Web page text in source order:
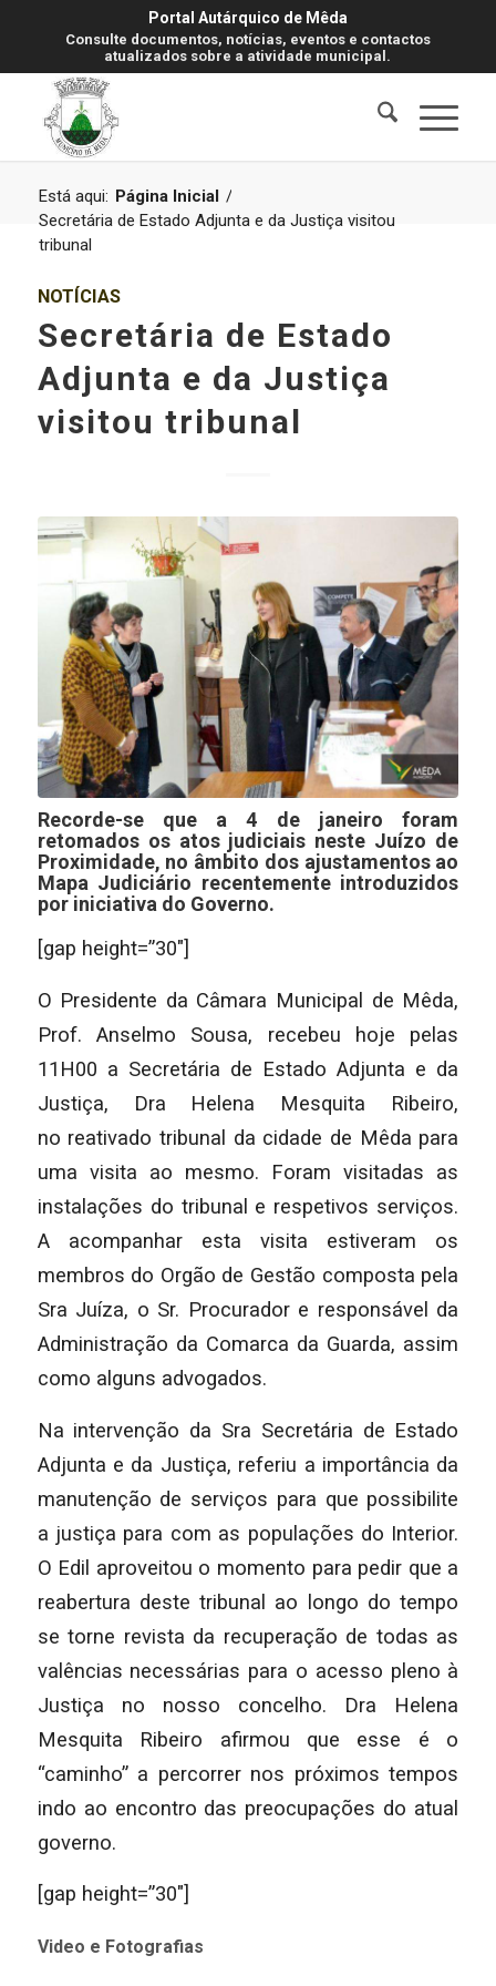
Portal Autárquico de Mêda
Consulte documentos, notícias, eventos e contactos
atualizados sobre a atividade municipal.
Está aqui: Página Inicial /
Secretária de Estado Adjunta e da Justiça visitou
tribunal
NOTÍCIAS
Secretária de Estado
Adjunta e da Justiça
visitou tribunal
Recorde-se que a 4 de janeiro foram
retomados os atos judiciais neste Juízo de
Proximidade, no âmbito dos ajustamentos ao
Mapa Judiciário recentemente introduzidos
por iniciativa do Governo.
[gap height=”30″]
O Presidente da Câmara Municipal de Mêda,
Prof. Anselmo Sousa, recebeu hoje pelas
11H00 a Secretária de Estado Adjunta e da
Justiça, Dra Helena Mesquita Ribeiro,
no reativado tribunal da cidade de Mêda para
uma visita ao mesmo. Foram visitadas as
instalações do tribunal e respetivos serviços.
A acompanhar esta visita estiveram os
membros do Orgão de Gestão composta pela
Sra Juíza, o Sr. Procurador e responsável da
Administração da Comarca da Guarda, assim
como alguns advogados.
Na intervenção da Sra Secretária de Estado
Adjunta e da Justiça, referiu a importância da
manutenção de serviços para que possibilite
a justiça para com as populações do Interior.
O Edil aproveitou o momento para pedir que a
reabertura deste tribunal ao longo do tempo
se torne revista da recuperação de todas as
valências necessárias para o acesso pleno à
Justiça no nosso concelho. Dra Helena
Mesquita Ribeiro afirmou que esse é o
“caminho” a percorrer nos próximos tempos
indo ao encontro das preocupações do atual
governo.
[gap height=”30″]
Video e Fotografias